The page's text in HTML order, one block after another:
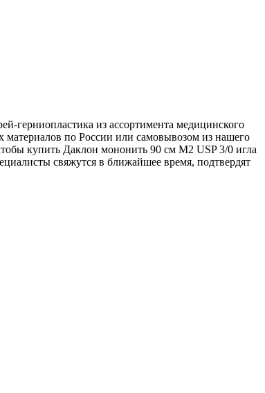
герниопластика из ассортимента медицинского
по России или самовывозом из нашего
купить Даклон мононить 90 см М2 USP 3/0 игла
свяжутся в ближайшее время, подтвердят